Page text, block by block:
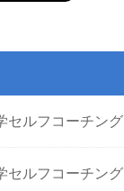
セルフコーチング
セルフコーチング